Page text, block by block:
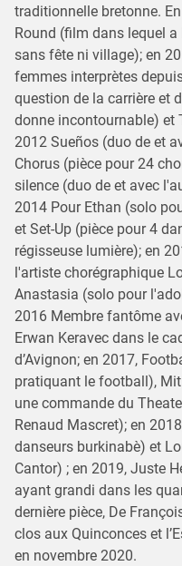
traditionnelle bretonne.
Round (film dans lequel
sans fête ni village); en
femmes interprètes
question de la carrière et
donne incontournable) et
2012 Sueños (duo de et
Chorus (pièce pour 24
silence (duo de et avec
2014 Pour Ethan (solo
et Set-Up (pièce pour 4
régisseuse lumière); en
l'artiste chorégraphique
Anastasia (solo pour
2016 Membre fantôme
Erwan Keravec dans le
d’Avignon; en 2017,
pratiquant le football),
une commande du
Renaud Mascret); en
danseurs burkinabè) et
Cantor) ; en 2019, Juste
ayant grandi dans les
dernière pièce, De
clos aux Quinconces et
en novembre 2020.